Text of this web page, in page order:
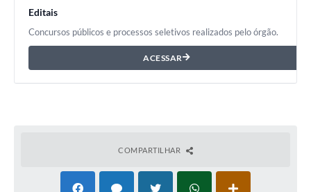
Editais
Concursos públicos e processos seletivos realizados pelo órgão.
ACESSAR
COMPARTILHAR